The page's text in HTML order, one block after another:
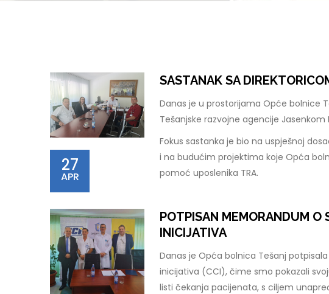
27
APR
SASTANAK SA
Danas je u prostorijama Opće bolnice
Tešanjske razvojne agencije Jasenkom
Fokus sastanka je bio na uspješnoj
i na budućim projektima koje Opća
pomoć uposlenika TRA.
POTPISAN MEMORANDUM O
INICIJATIVA
Danas je Opća bolnica Tešanj
inicijativa (CCI), čime smo pokazali
listi čekanja pacijenata, s ciljem